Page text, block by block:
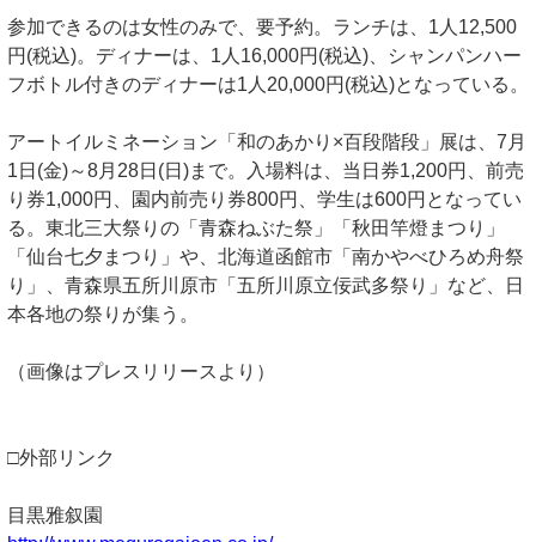
参加できるのは女性のみで、要予約。ランチは、1人12,500
円(税込)。ディナーは、1人16,000円(税込)、シャンパンハー
フボトル付きのディナーは1人20,000円(税込)となっている。
アートイルミネーション「和のあかり×百段階段」展は、7月
1日(金)～8月28日(日)まで。入場料は、当日券1,200円、前売
り券1,000円、園内前売り券800円、学生は600円となってい
る。東北三大祭りの「青森ねぶた祭」「秋田竿燈まつり」
「仙台七夕まつり」や、北海道函館市「南かやべひろめ舟祭
り」、青森県五所川原市「五所川原立佞武多祭り」など、日
本各地の祭りが集う。
（画像はプレスリリースより）
□外部リンク
目黒雅叙園